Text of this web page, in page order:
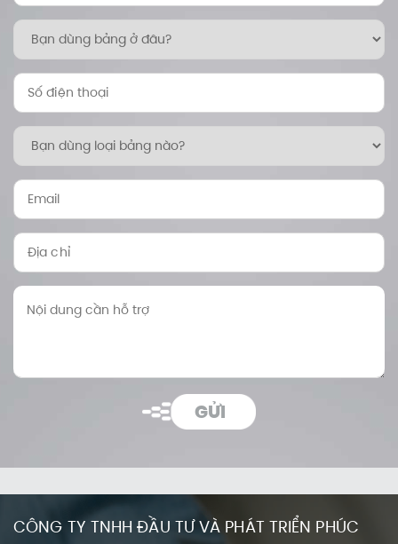
GỬI
CÔNG TY TNHH ĐẦU TƯ VÀ PHÁT TRIỂN PHÚC